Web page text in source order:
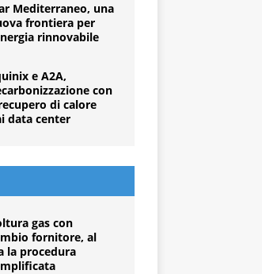
Mediterraneo, una
frontiera per
rinnovabile
e A2A,
con
di calore
data center
gas con
fornitore, al
la procedura